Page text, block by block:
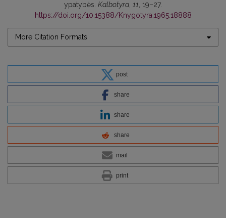
ypatybės. Kalbotyra 11 , 19–27.
https://doi.org/10.15388/Knygotyra.1965.18888
More Citation Formats
post
share
share
share
mail
print